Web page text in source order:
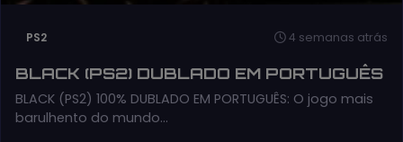
PS2 4 semanas atrás
BLACK (PS2) DUBLADO EM PORTUGUÊS
BLACK (PS2) 100% DUBLADO EM PORTUGUÊS: O jogo mais
barulhento do mundo…